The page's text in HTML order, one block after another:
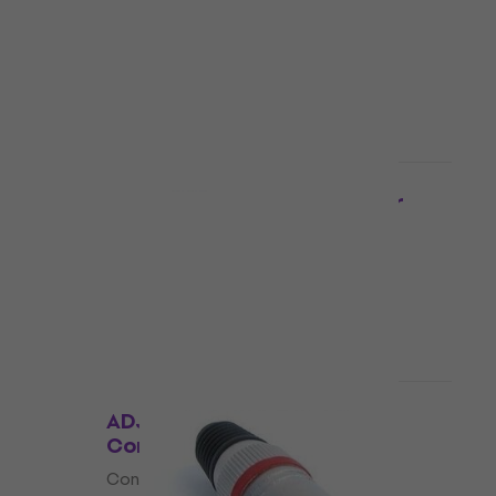
Neutrik NC3FXX Connecteur
ADJ AC-C-XM3 XLR 3pin M
Connecteur XLR
Connecteur XLR